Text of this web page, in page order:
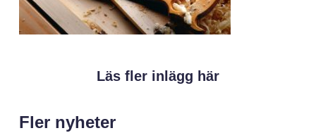
Läs fler inlägg här
Fler nyheter